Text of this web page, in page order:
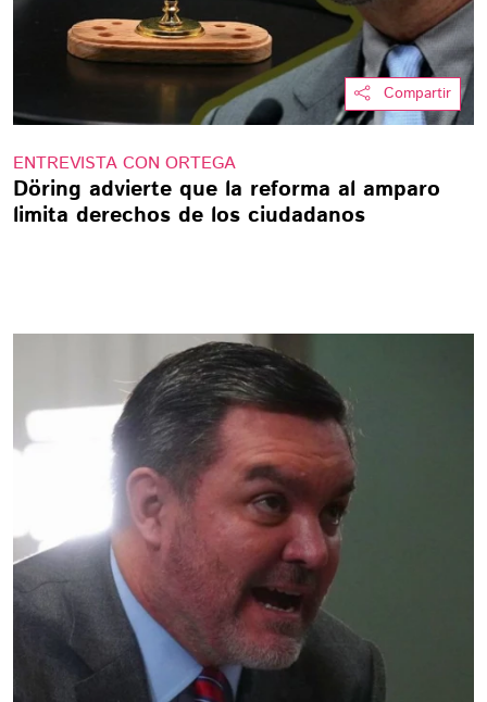
Compartir
ENTREVISTA CON ORTEGA
Döring advierte que la reforma al amparo
limita derechos de los ciudadanos